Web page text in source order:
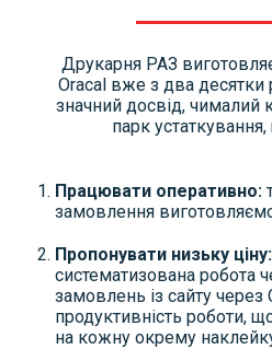
Друкарня РАЗ
Oracal вже з два десятки
значний досвід, чималий
парк
Працювати оперативно:
замовлення виготовляємо
Пропонувати низьку ціну:
систематизована робота
замовлень із сайту через
продуктивність роботи,
на кожну окрему